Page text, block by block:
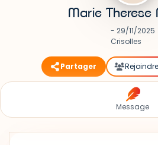
Marie Therese
- 29/11/2025
Crisolles
Partager Rejoindre
Message